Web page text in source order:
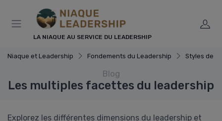
LA NIAQUE AU SERVICE DU LEADERSHIP
Niaque et Leadership Fondements du Leadership Styles de
Blog
Les multiples facettes du leadership
Explorez les différentes dimensions du leadership et